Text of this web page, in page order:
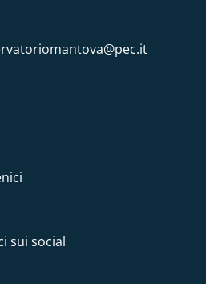
sui social